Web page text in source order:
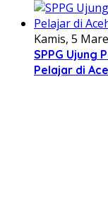
Kamis, 5
SPPG Ujung
Pelajar di